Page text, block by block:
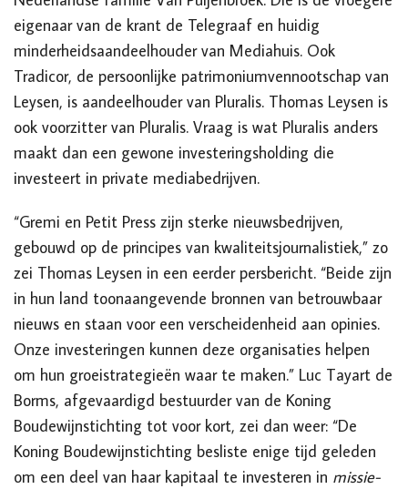
eigenaar van de krant de Telegraaf en huidig
minderheidsaandeelhouder van Mediahuis. Ook
Tradicor, de persoonlijke patrimoniumvennootschap van
Leysen, is aandeelhouder van Pluralis. Thomas Leysen is
ook voorzitter van Pluralis. Vraag is wat Pluralis anders
maakt dan een gewone investeringsholding die
investeert in private mediabedrijven.
“Gremi en Petit Press zijn sterke nieuwsbedrijven,
gebouwd op de principes van kwaliteitsjournalistiek,” zo
zei Thomas Leysen in een eerder persbericht. “Beide zijn
in hun land toonaangevende bronnen van betrouwbaar
nieuws en staan voor een verscheidenheid aan opinies.
Onze investeringen kunnen deze organisaties helpen
om hun groeistrategieën waar te maken.” Luc Tayart de
Borms, afgevaardigd bestuurder van de Koning
Boudewijnstichting tot voor kort, zei dan weer: “De
Koning Boudewijnstichting besliste enige tijd geleden
om een deel van haar kapitaal te investeren in missie-